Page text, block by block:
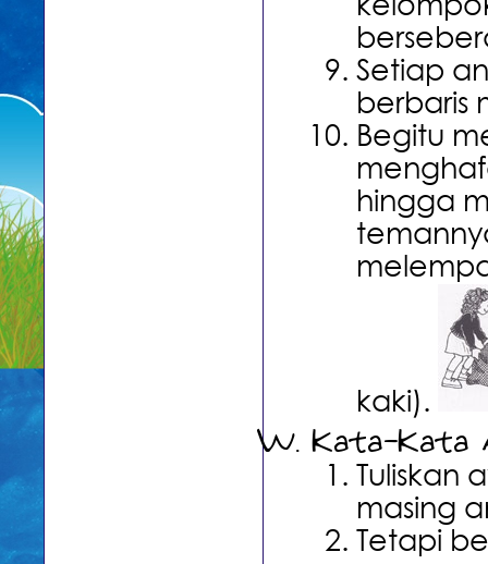
Setiap
berbaris
Begitu
hingga
kaki).
Kata-Kata
Tuliskan
masing
Tetapi